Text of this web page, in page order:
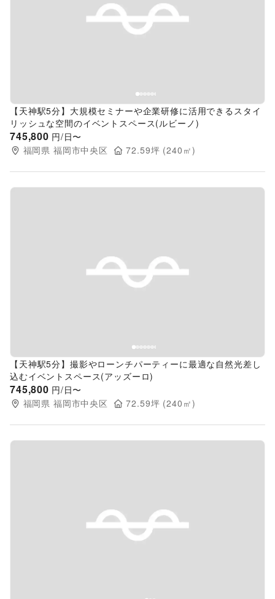
Previous slide
【天神駅5分】大規模セミナーや企業研修に活用できるスタイ
リッシュな空間のイベントスペース(ルビーノ)
745,800 円/日〜
福岡県 福岡市中央区 72.59坪 (240 ㎡)
Previous slide
【天神駅5分】撮影やローンチパーティーに最適な自然光差し
込むイベントスペース(アッズーロ)
745,800 円/日〜
福岡県 福岡市中央区 72.59坪 (240 ㎡)
Previous slide